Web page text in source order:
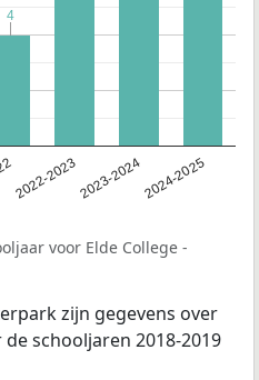
2022-20232023-20242024-2025
4
4
voor Elde College -
zijn gegevens over
schooljaren 2018-2019